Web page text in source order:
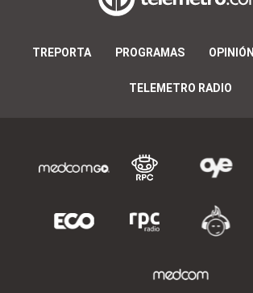
TREPORTA PROGRAMAS OPINIÓN
TELEMETRO RADIO